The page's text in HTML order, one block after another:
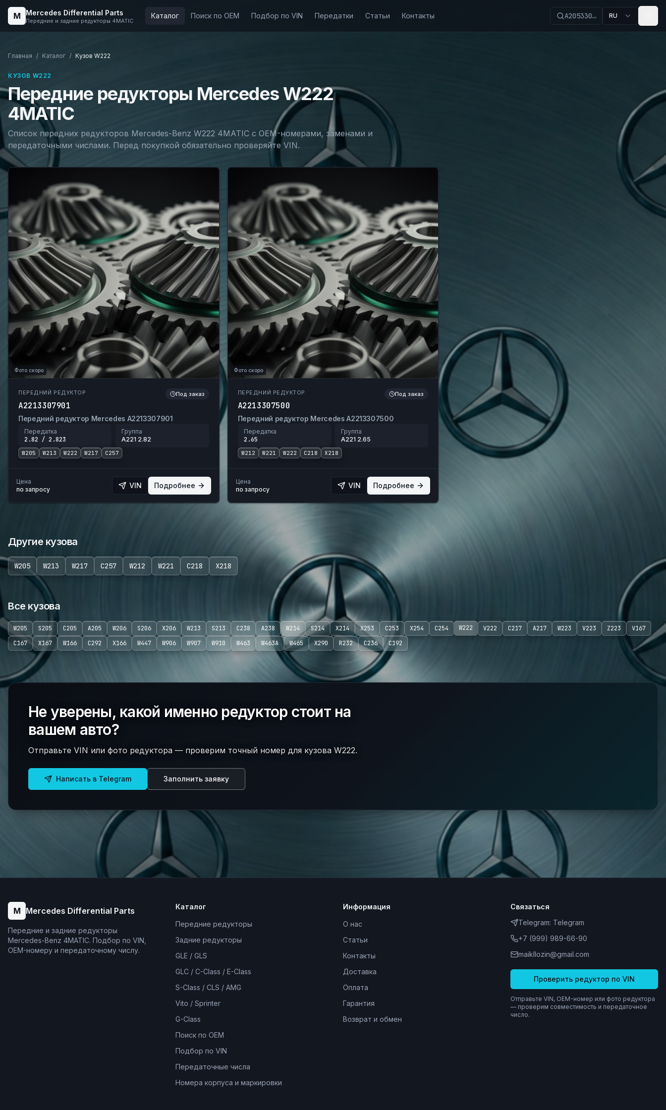
M Mercedes Differential Parts
Передние и задние редукторы 4MATIC
Каталог Поиск по OEM Подбор по VIN Передатки Статьи Контакты A205330… RU
Главная / Каталог / Кузов W222
КУЗОВ W222
Передние редукторы Mercedes W222
4MATIC
Список передних редукторов Mercedes-Benz W222 4MATIC с OEM-номерами, заменами и
передаточными числами. Перед покупкой обязательно проверяйте VIN.
Фото скоро
ПЕРЕДНИЙ РЕДУКТОР Под заказ
A2213307901
Передний редуктор Mercedes A2213307901
Передатка
2.82 / 2.823
Группа
A221 2.82
W205 W213 W222 W217 C257
Цена
по запросу
VIN Подробнее
Фото скоро
ПЕРЕДНИЙ РЕДУКТОР Под заказ
A2213307500
Передний редуктор Mercedes A2213307500
Передатка
2.65
Группа
A221 2.65
W212 W221 W222 C218 X218
Цена
по запросу
VIN Подробнее
Другие кузова
W205 W213 W217 C257 W212 W221 C218 X218
Все кузова
W205 S205 C205 A205 W206 S206 X206 W213 S213 C238 A238 W214 S214 X214 X253 C253 X254 C254 W222 V222 C217 A217 W223 V223 Z223
V167
C167
X167 W166 C292 X166 W447 W906 W907 W910 W463 W463A W465 X290 R232 C236 C192
Не уверены, какой именно редуктор стоит на
вашем авто?
Отправьте VIN или фото редуктора — проверим точный номер для кузова W222.
Написать в Telegram Заполнить заявку
M Mercedes Differential Parts
Передние и задние редукторы
Mercedes-Benz 4MATIC. Подбор по VIN,
OEM-номеру и передаточному числу.
Каталог
Передние редукторы
Задние редукторы
GLE / GLS
GLC / C-Class / E-Class
S-Class / CLS / AMG
Vito / Sprinter
G-Class
Поиск по OEM
Подбор по VIN
Передаточные числа
Номера корпуса и маркировки
Информация
О нас
Статьи
Контакты
Доставка
Оплата
Гарантия
Возврат и обмен
Связаться
Telegram: Telegram
+7 (999) 989-66-90
maikllozin@gmail.com
Проверить редуктор по VIN
Отправьте VIN, OEM-номер или фото редуктора
— проверим совместимость и передаточное
число.